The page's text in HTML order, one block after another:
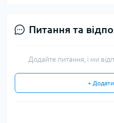
Питання та
Додайте питання, і ми
+